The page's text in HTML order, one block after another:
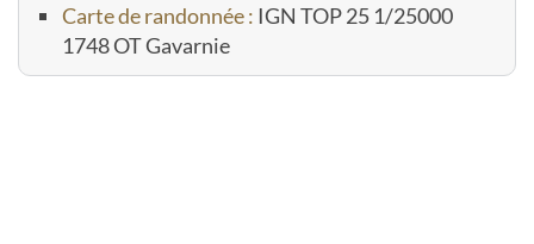
Carte de randonnée : IGN TOP 25 1/25000
1748 OT Gavarnie